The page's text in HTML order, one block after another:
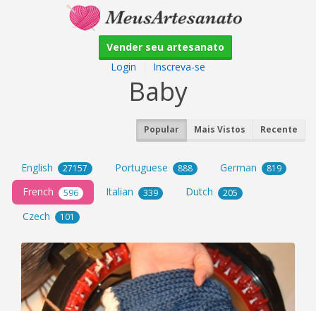
Vender seu artesanato
Login
Inscreva-se
Baby
Popular Mais Vistos Recente
English 27157 Portuguese 888 German 819
French 596 Italian 339 Dutch 205
Czech 101